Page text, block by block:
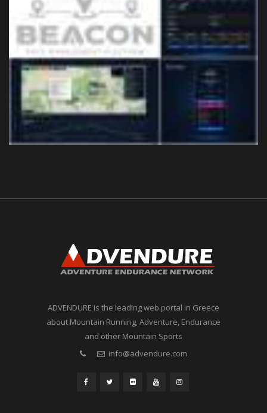
ADVENDURE is the leading web portal in Greece
about Mountain Running, Adventure, Endurance
and other Mountain Sports
info@advendure.com